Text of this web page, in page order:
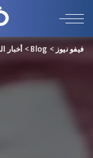
فيفو نيوز >
Blog
> أخبار